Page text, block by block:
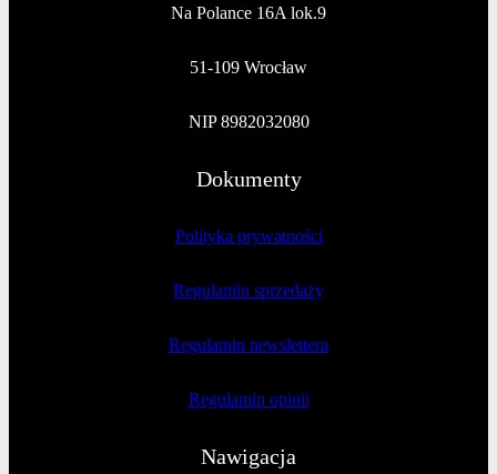
Na Polance 16A lok.9
51-109 Wrocław
NIP 8982032080
Dokumenty
Polityka prywatności
Regulamin sprzedaży
Regulamin newslettera
Regulamin opinii
Nawigacja